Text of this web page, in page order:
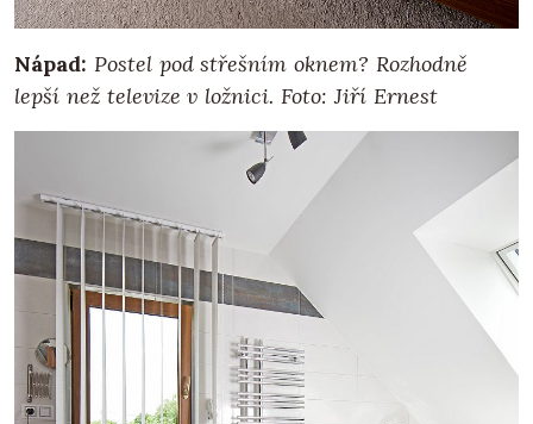
Nápad: Postel pod střešním oknem? Rozhodně
lepší než televize v ložnici. Foto: Jiří Ernest